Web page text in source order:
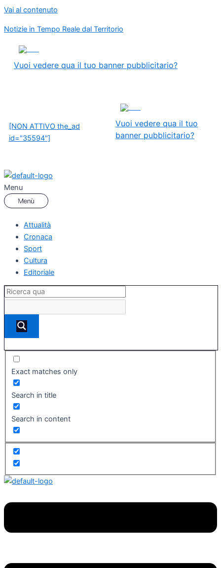
Vai al contenuto
Notizie in Tempo Reale dal Territorio
Vuoi vedere qua il tuo banner pubblicitario?
[NON ATTIVO the_ad
id="35594"]
Vuoi vedere qua il tuo
banner pubblicitario?
Menu
Attualità
Cronaca
Sport
Cultura
Editoriale
Exact matches only
Search in title
Search in content